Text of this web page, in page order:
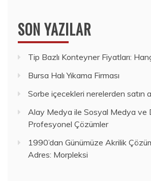
SON YAZILAR
Tip Bazlı Konteyner Fiyatları:
Bursa Halı Yıkama Firması
Sorbe içecekleri nerelerden satın
Alay Medya ile Sosyal Medya ve
Profesyonel Çözümler
1990’dan Günümüze Akrilik
Adres: Morpleksi